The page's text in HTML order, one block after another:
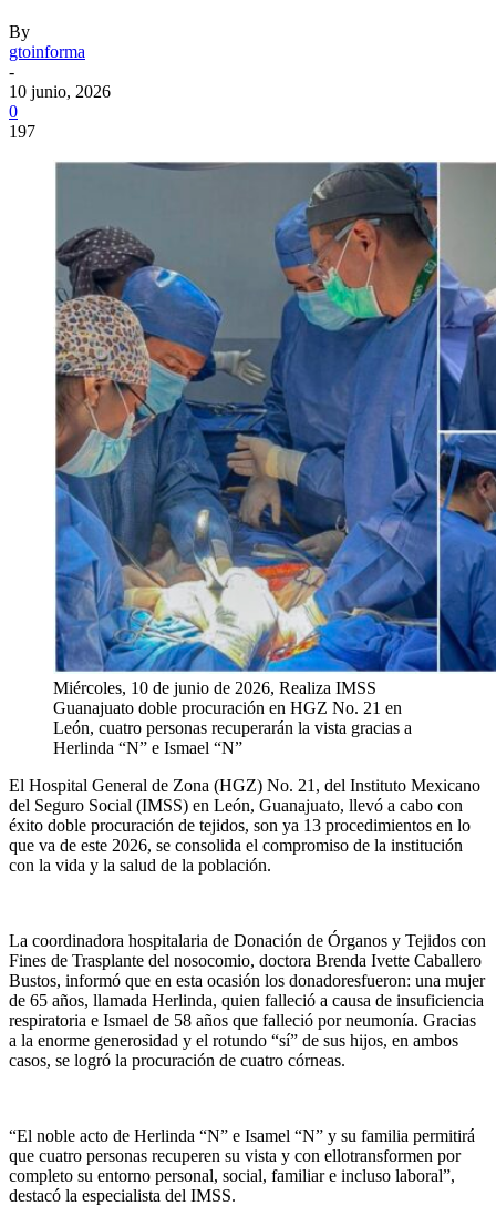
By
gtoinforma
-
10 junio, 2026
0
197
Miércoles, 10 de junio de 2026, Realiza IMSS
Guanajuato doble procuración en HGZ No. 21 en
León, cuatro personas recuperarán la vista gracias a
Herlinda “N” e Ismael “N”
El Hospital General de Zona (HGZ) No. 21 , del Instituto Mexicano
del Seguro Social (IMSS) en León, Guanajuato, llevó a cabo con
éxito doble procuración de tejidos, son ya 13 procedimientos en lo
que va de este 2026, se consolida el compromiso de la institución
con la vida y la salud de la población.
La coordinadora hospitalaria de Donación de Órganos y Tejidos con
Fines de Trasplante del nosocomio, doctora Brenda Ivette Caballero
Bustos, informó que en esta ocasión los donadoresfueron: una mujer
de 65 años, llamada Herlinda, quien falleció a causa de insuficiencia
respiratoria e Ismael de 58 años que falleció por neumonía. Gracias
a la enorme generosidad y el rotundo “sí” de sus hijos, en ambos
casos, se logró la procuración de cuatro córneas.
“El noble acto de Herlinda “N” e Isamel “N” y su familia permitirá
que cuatro personas recuperen su vista y con ellotransformen por
completo su entorno personal, social, familiar e incluso laboral”,
destacó la especialista del IMSS.